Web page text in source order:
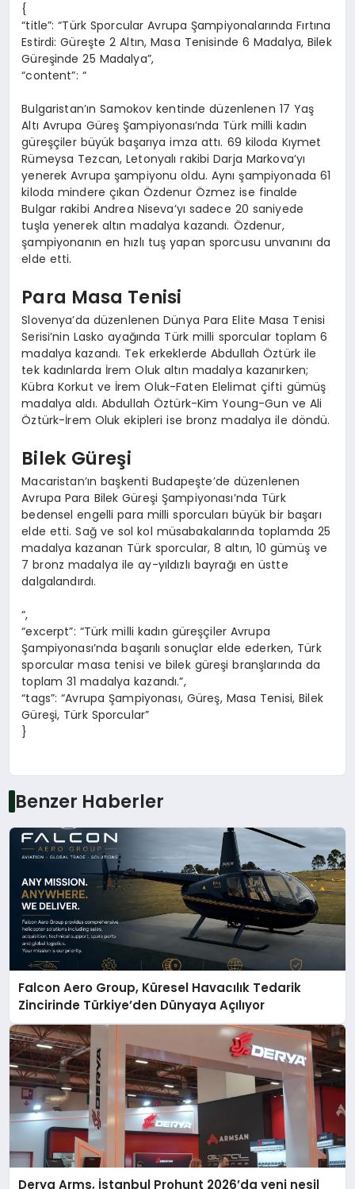
{
“title”: “Türk Sporcular Avrupa Şampiyonalarında Fırtına
Estirdi: Güreşte 2 Altın, Masa Tenisinde 6 Madalya, Bilek
Güreşinde 25 Madalya”,
“content”: “
Bulgaristan’ın Samokov kentinde düzenlenen 17 Yaş
Altı Avrupa Güreş Şampiyonası’nda Türk milli kadın
güreşçiler büyük başarıya imza attı. 69 kiloda Kıymet
Rümeysa Tezcan, Letonyalı rakibi Darja Markova’yı
yenerek Avrupa şampiyonu oldu. Aynı şampiyonada 61
kiloda mindere çıkan Özdenur Özmez ise finalde
Bulgar rakibi Andrea Niseva’yı sadece 20 saniyede
tuşla yenerek altın madalya kazandı. Özdenur,
şampiyonanın en hızlı tuş yapan sporcusu unvanını da
elde etti.
Para Masa Tenisi
Slovenya’da düzenlenen Dünya Para Elite Masa Tenisi
Serisi’nin Lasko ayağında Türk milli sporcular toplam 6
madalya kazandı. Tek erkeklerde Abdullah Öztürk ile
tek kadınlarda İrem Oluk altın madalya kazanırken;
Kübra Korkut ve İrem Oluk-Faten Elelimat çifti gümüş
madalya aldı. Abdullah Öztürk-Kim Young-Gun ve Ali
Öztürk-İrem Oluk ekipleri ise bronz madalya ile döndü.
Bilek Güreşi
Macaristan’ın başkenti Budapeşte’de düzenlenen
Avrupa Para Bilek Güreşi Şampiyonası’nda Türk
bedensel engelli para milli sporcuları büyük bir başarı
elde etti. Sağ ve sol kol müsabakalarında toplamda 25
madalya kazanan Türk sporcular, 8 altın, 10 gümüş ve
7 bronz madalya ile ay-yıldızlı bayrağı en üstte
dalgalandırdı.
“,
“excerpt”: “Türk milli kadın güreşçiler Avrupa
Şampiyonası’nda başarılı sonuçlar elde ederken, Türk
sporcular masa tenisi ve bilek güreşi branşlarında da
toplam 31 madalya kazandı.”,
“tags”: “Avrupa Şampiyonası, Güreş, Masa Tenisi, Bilek
Güreşi, Türk Sporcular”
}
Benzer Haberler
Falcon Aero Group, Küresel Havacılık Tedarik
Zincirinde Türkiye’den Dünyaya Açılıyor
Derya Arms, İstanbul Prohunt 2026’da yeni nesil